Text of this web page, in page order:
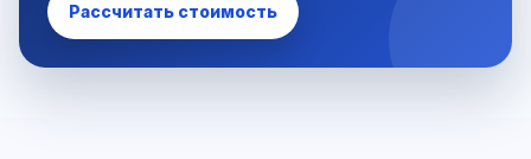
Рассчитать стоимость